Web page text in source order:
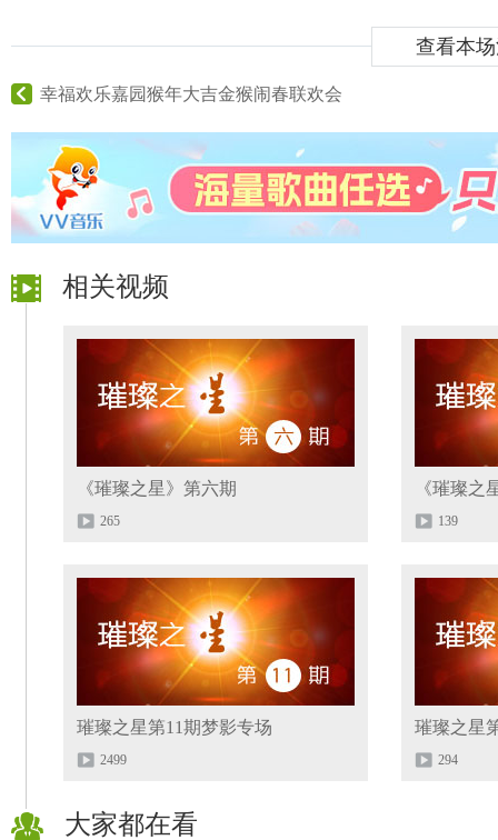
查看本
幸福欢乐嘉园猴年大吉金猴闹春联欢会
相关视频
《璀璨之星》第六期
265
《璀璨之
139
璀璨之星第11期梦影专场
2499
璀璨之星
294
大家都在看